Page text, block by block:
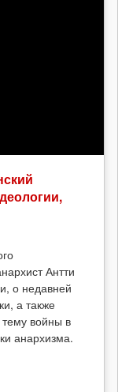
Антти
о недавней
а также
войны в
анархизма.